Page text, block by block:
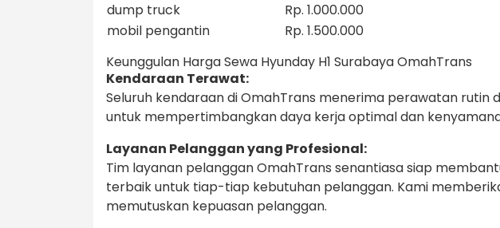
dump truck
Rp. 1.000.000
mobil pengantin
Rp. 1.500.000
Keunggulan Harga Sewa Hyunday H1 Surabaya OmahTrans
Kendaraan Terawat:
Seluruh kendaraan di OmahTrans menerima perawatan rutin
untuk mempertimbangkan daya kerja optimal dan
Layanan Pelanggan yang Profesional:
Tim layanan pelanggan OmahTrans senantiasa siap
terbaik untuk tiap-tiap kebutuhan pelanggan. Kami
memutuskan kepuasan pelanggan.